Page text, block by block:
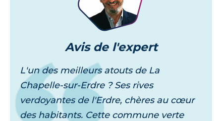
Avisde l'expert
L'un des meilleurs atouts de La
Chapelle-sur-Erdre ? Ses rives
verdoyantes de l'Erdre, chères au cœur
des habitants. Cette commune verte